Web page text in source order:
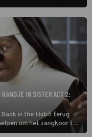
HANDJE IN SISTER ACT 2:
in the Habit terug
om het zangkoor te
sluiten.